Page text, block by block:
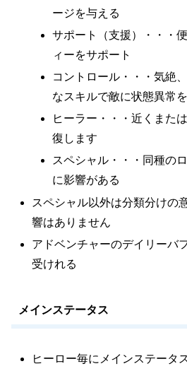
ージを与える
サポート（支援）・・・
ィーをサポート
コントロール・・・気絶
なスキルで敵に状態異常
ヒーラー・・・近くまた
復します
スペシャル・・・同種の
に影響がある
スペシャル以外は分類分けの
響はありません
アドベンチャーのデイリーバ
受けれる
メインステータス
ヒーロー毎にメインステータ